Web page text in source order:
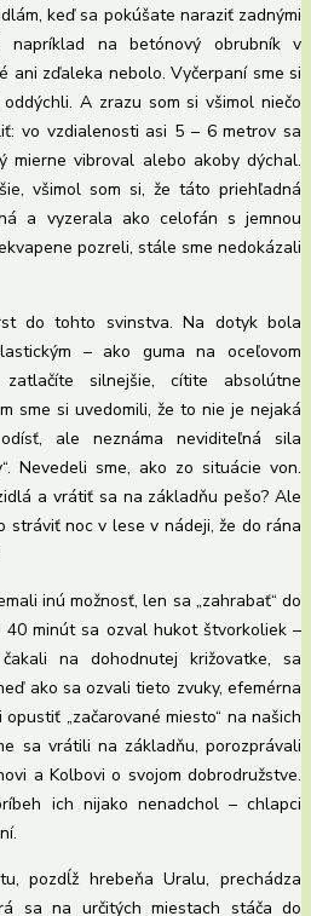
keď sa pokúšate naraziť zadnými
napríklad na betónový obrubník v
ani zďaleka nebolo. Vyčerpaní sme si
A zrazu som si všimol niečo
vo vzdialenosti asi 5 – 6 metrov sa
mierne vibroval alebo akoby dýchal.
všimol som si, že táto priehľadná
a vyzerala ako celofán s jemnou
pozreli, stále sme nedokázali
do tohto svinstva. Na dotyk bola
– ako guma na oceľovom
silnejšie, cítite absolútne
sme si uvedomili, že to nie je nejaká
ale neznáma neviditeľná sila
Nevedeli sme, ako zo situácie von.
a vrátiť sa na základňu pešo? Ale
noc v lese v nádeji, že do rána
inú možnosť, len sa „zahrabať“ do
minút sa ozval hukot štvorkoliek –
na dohodnutej križovatke, sa
ako sa ozvali tieto zvuky, efemérna
„začarované miesto“ na našich
sa vrátili na základňu, porozprávali
a Kolbovi o svojom dobrodružstve.
ich nijako nenadchol – chlapci
pozdĺž hrebeňa Uralu, prechádza
sa na určitých miestach stáča do